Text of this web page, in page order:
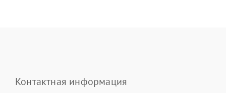
Контактная информация